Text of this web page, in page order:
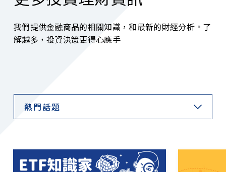
我們提供金融商品的相關知識，和最新的財經分析。了
解越多，投資決策更得心應手
熱門話題